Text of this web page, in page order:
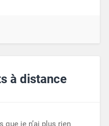
à distance
je n’ai plus rien